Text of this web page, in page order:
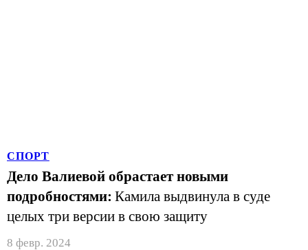
СПОРТ
Дело Валиевой обрастает новыми
подробностями: Камила выдвинула в суде
целых три версии в свою защиту
8 февр. 2024